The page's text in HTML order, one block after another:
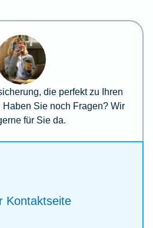
die perfekt zu Ihren
Haben Sie noch Fragen? Wir
für Sie da.
Kontaktseite